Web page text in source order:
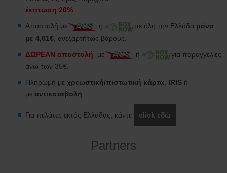
έκπτωση 20%.
Αποστολή με
ή σε όλη την Ελλάδα μόνο
με 4,01€ , ανεξαρτήτως βάρους.
ΔΩΡΕΑΝ αποστολή με ή
για παραγγελίες
άνω των 35€.
Πληρωμή με χρεωστική/πιστωτική κάρτα IRIS ή
με αντικαταβολή
Για πελάτες εκτός Ελλάδας, κάντε click εδώ
Partners